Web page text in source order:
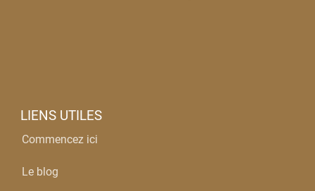
LIENS UTILES
Commencez ici
Le blog